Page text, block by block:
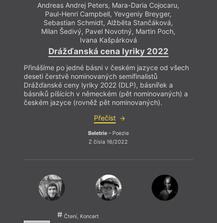
Andreas Andrej Peters, Mara-Daria Cojocaru,
Paul-Henri Campbell,Yevgeniy Breyger,
Sebastian Schmidt, Alžběta Stančáková,
Milan Šedivý, Pavel Novotný, Martin Poch,
Ivana Kašpárková
Drážďanská cena lyriky 2022
Přinášíme po jedné básni v českém jazyce od všech
deseti čerstvě nominovaných semifinalistů
Drážďanské ceny lyriky 2022 (DLP), básnířek a
básníků píšících v německém (pět nominovaných) a
českém jazyce (rovněž pět nominovaných).
Přečíst
Beletrie– Poezie
Z čísla 16/2022
Čtení, Koncert